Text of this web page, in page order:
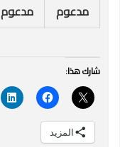
مدعوم مدعوم
شارك هذا:
المزيد